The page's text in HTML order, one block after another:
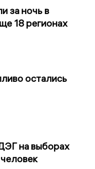
за ночь в
18 регионах
остались
на выборах